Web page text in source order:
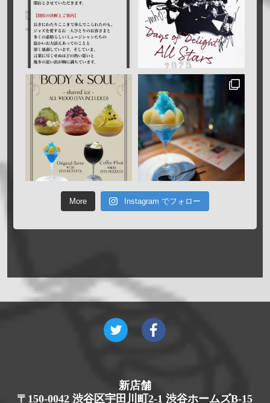
More Instagram でフォロー
新店舗
〒150-0042 渋谷区宇田川町2-1 渋谷ホームズB-15